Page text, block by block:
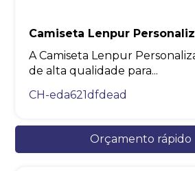
Camiseta Lenpur
A Camiseta Lenpur
de alta qualidade para...
CH-eda621dfdead
Orçamento rápido